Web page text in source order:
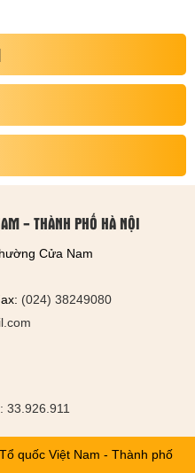
- THÀNH PHỐ HÀ NỘI
Cửa Nam
(024) 38249080
33.926.911
quốc Việt Nam - Thành phố